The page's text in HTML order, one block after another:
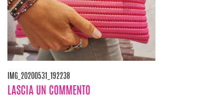
Navigazione
IMG_20200531_192238
LASCIA UN COMMENTO